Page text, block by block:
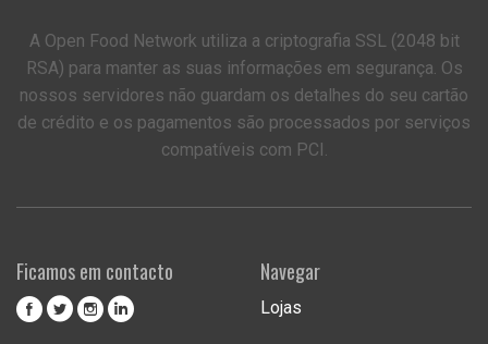
A Open Food Network utiliza a criptografia SSL (2048 bit
RSA) para manter as suas informações em segurança. Os
nossos servidores não guardam os detalhes do seu cartão
de crédito e os pagamentos são processados por serviços
compatíveis com PCI.
Ficamos em contacto Navegar
Lojas